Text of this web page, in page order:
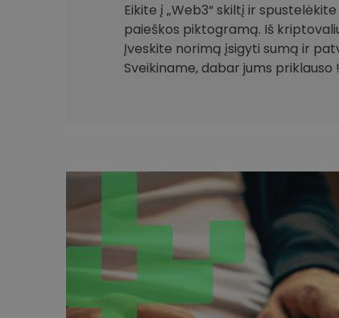
Eikite į „Web3“ skiltį ir
paieškos piktogramą. Iš
Įveskite norimą įsigyti sumą ir
Sveikiname, dabar jums priklauso !